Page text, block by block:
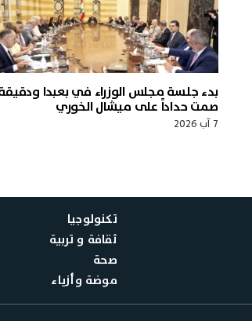
بدء جلسة مجلس الوزراء في بعبدا
صمت حداداً على ميشال الخوري
7 آب 2026
تكنولوجيا
ثقافة و تربية
صحة
موضة وأزياء